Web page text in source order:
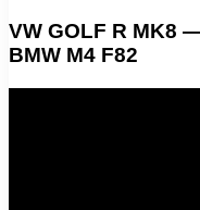
VW GOLF R
BMW M4 F82